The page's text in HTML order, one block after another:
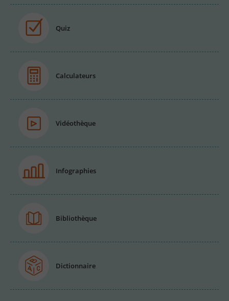
Quiz
Calculateurs
Vidéothèque
Infographies
Bibliothèque
Dictionnaire